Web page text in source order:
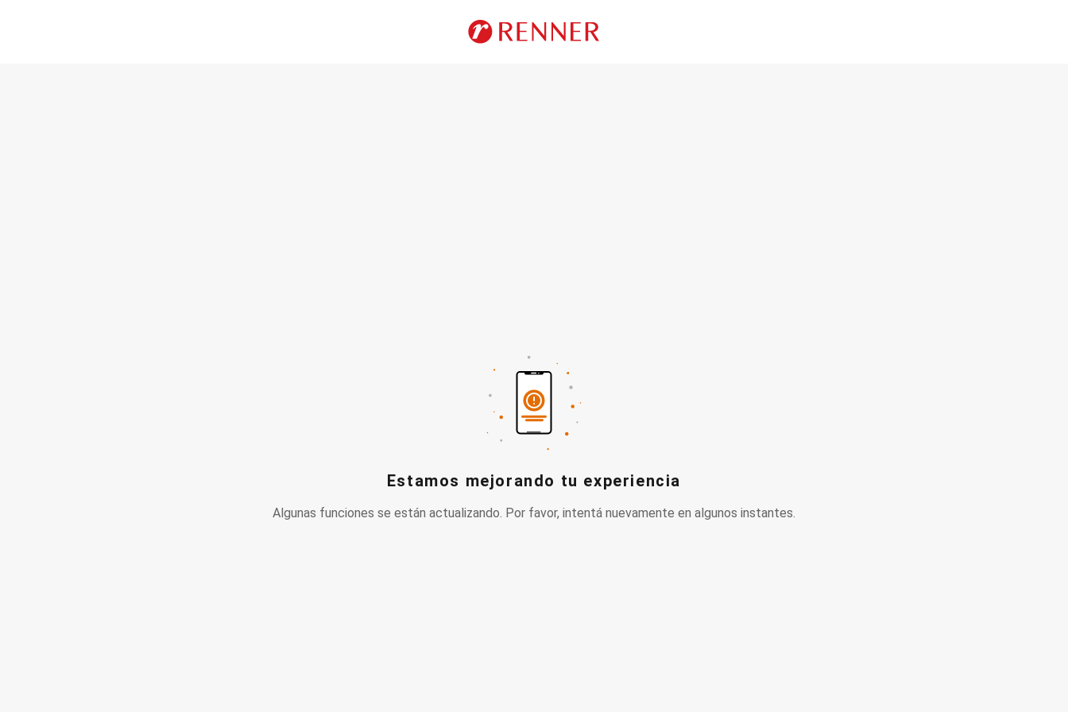
Estamos mejorando tu experiencia
Algunas funciones se están actualizando. Por favor, intentá nuevamente en algunos instantes.